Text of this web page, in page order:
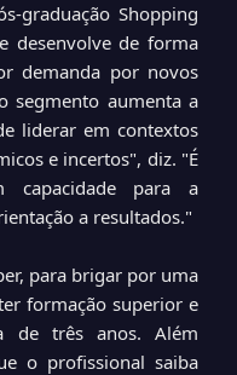
graduação Shopping
desenvolve de forma
demanda por novos
segmento aumenta a
liderar em contextos
e incertos", diz. "É
capacidade para a
a resultados."
para brigar por uma
formação superior e
de três anos. Além
o profissional saiba